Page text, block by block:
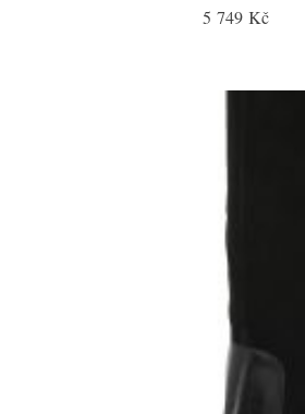
5 749 Kč